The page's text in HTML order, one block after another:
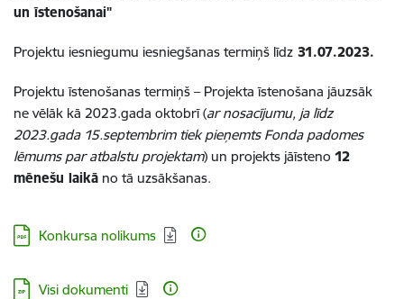
un īstenošanai"
Projektu iesniegumu iesniegšanas termiņš līdz 31.07.2023.
Projektu īstenošanas termiņš – Projekta īstenošana jāuzsāk
ne vēlāk kā 2023.gada oktobrī (ar nosacījumu, ja līdz
2023.gada 15.septembrim tiek pieņemts Fonda padomes
lēmums par atbalstu projektam) un projekts jāīsteno 12
mēnešu laikā no tā uzsākšanas.
Lejupielādēt:
Konkursa nolikums
Lejupielādēt:
Visi dokumenti